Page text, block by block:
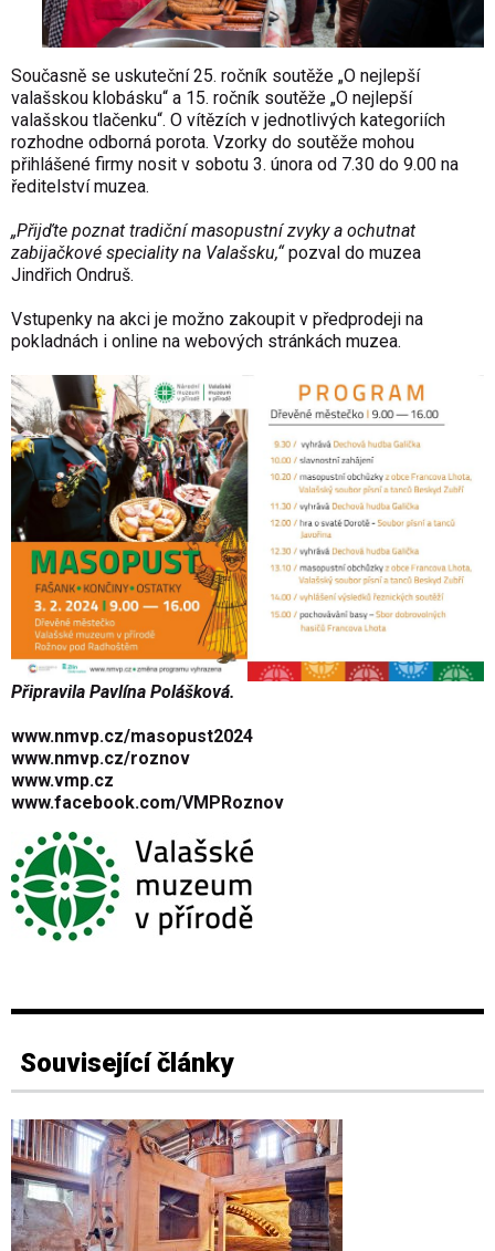
Současně se uskuteční 25. ročník soutěže „O nejlepší
valašskou klobásku“ a 15. ročník soutěže „O nejlepší
valašskou tlačenku“. O vítězích v jednotlivých kategoriích
rozhodne odborná porota. Vzorky do soutěže mohou
přihlášené firmy nosit v sobotu 3. února od 7.30 do 9.00 na
ředitelství muzea.
„Přijďte poznat tradiční masopustní zvyky a ochutnat
zabijačkové speciality na Valašsku,“ pozval do muzea
Jindřich Ondruš.
Vstupenky na akci je možno zakoupit v předprodeji na
pokladnách i online na webových stránkách muzea.
Připravila Pavlína Polášková.
www.nmvp.cz/masopust2024
www.nmvp.cz/roznov
www.vmp.cz
www.facebook.com/VMPRoznov
Související články